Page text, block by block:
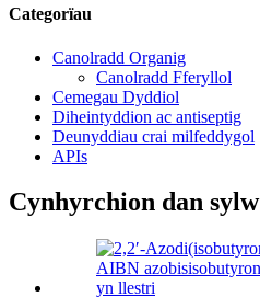
Categorïau
Canolradd Organig
Canolradd Fferyllol
Cemegau Dyddiol
Diheintyddion ac antiseptig
Deunyddiau crai milfeddygol
APIs
Cynhyrchion dan sylw